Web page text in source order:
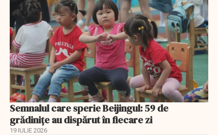
Semnalul care sperie Beijingul: 59 de
grădinițe au dispărut în fiecare zi
19 IULIE 2026